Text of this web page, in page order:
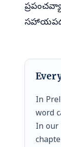
In
word
In our